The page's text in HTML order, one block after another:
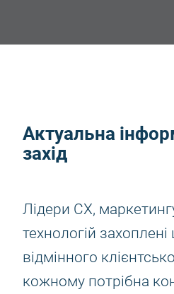
Актуальна
захід
Лідери CX,
технологій захоплені
відмінного
кожному потрібна